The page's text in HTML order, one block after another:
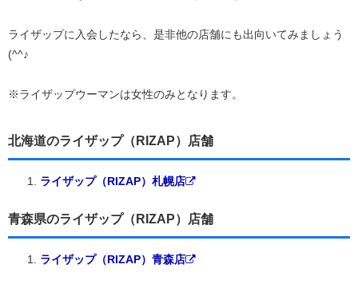
ライザップに入会したなら、是非他の店舗にも出向いてみましょう
(^^♪
※ライザップウーマンは女性のみとなります。
北海道のライザップ（RIZAP）店舗
ライザップ（RIZAP）札幌店
青森県のライザップ（RIZAP）店舗
ライザップ（RIZAP）青森店